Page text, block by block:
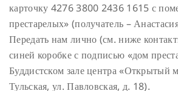
карточку 4276 3800 2436 1615 с
престарелых» (получатель –
Передать нам лично (см. ниже
синей коробке с подписью «дом
Буддистском зале центра «Открытый
Тульская, ул. Павловская, д. 18).